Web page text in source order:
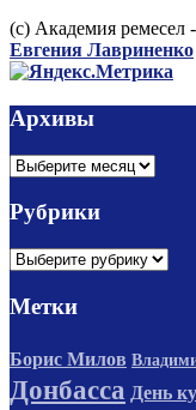
(с) Академия ремесел
Евгения Лавриненко
Архивы
Архивы
Рубрики
Рубрики
Метки
Борис Милов
Донбасса День